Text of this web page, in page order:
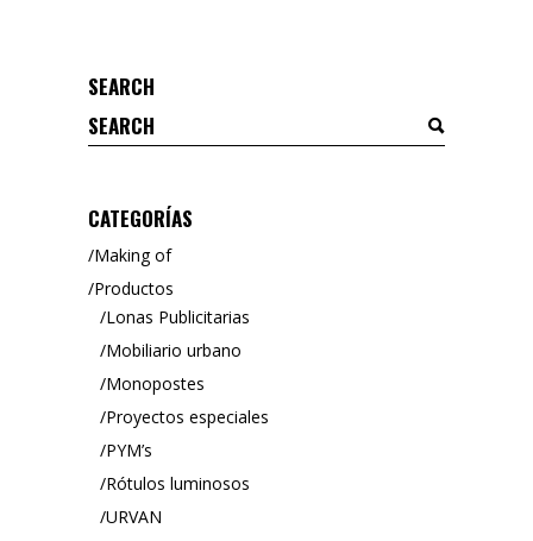
SEARCH
Search
for:
CATEGORÍAS
Making of
Productos
Lonas Publicitarias
Mobiliario urbano
Monopostes
Proyectos especiales
PYM’s
Rótulos luminosos
URVAN